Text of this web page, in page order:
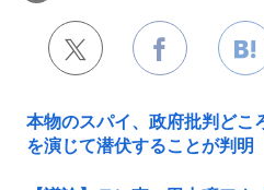
本物のスパイ、政府批判どこ
を演じて潜伏することが判明